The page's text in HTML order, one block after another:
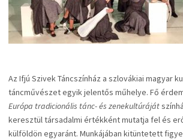
Az Ifjú Szivek Táncszínház a szlovákiai magyar
táncművészet egyik jelentős műhelye. Fő
Európa tradicionális tánc- és zenekultúráját
keresztül társadalmi értékként mutatja fel és
külföldön egyaránt. Munkájában kitüntetett